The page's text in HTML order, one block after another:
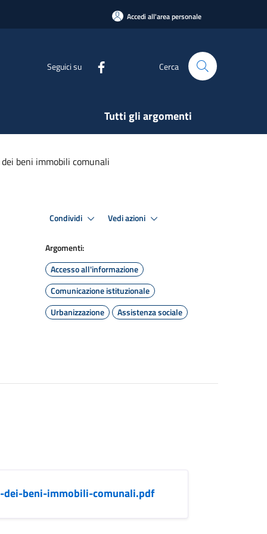
Accedi all'area personale
Seguici su Cerca
Tutti gli argomenti
beni immobili comunali
Condividi Vedi azioni
Argomenti:
Accesso all'informazione
Comunicazione istituzionale
Urbanizzazione
Assistenza sociale
beni-immobili-comunali.pdf